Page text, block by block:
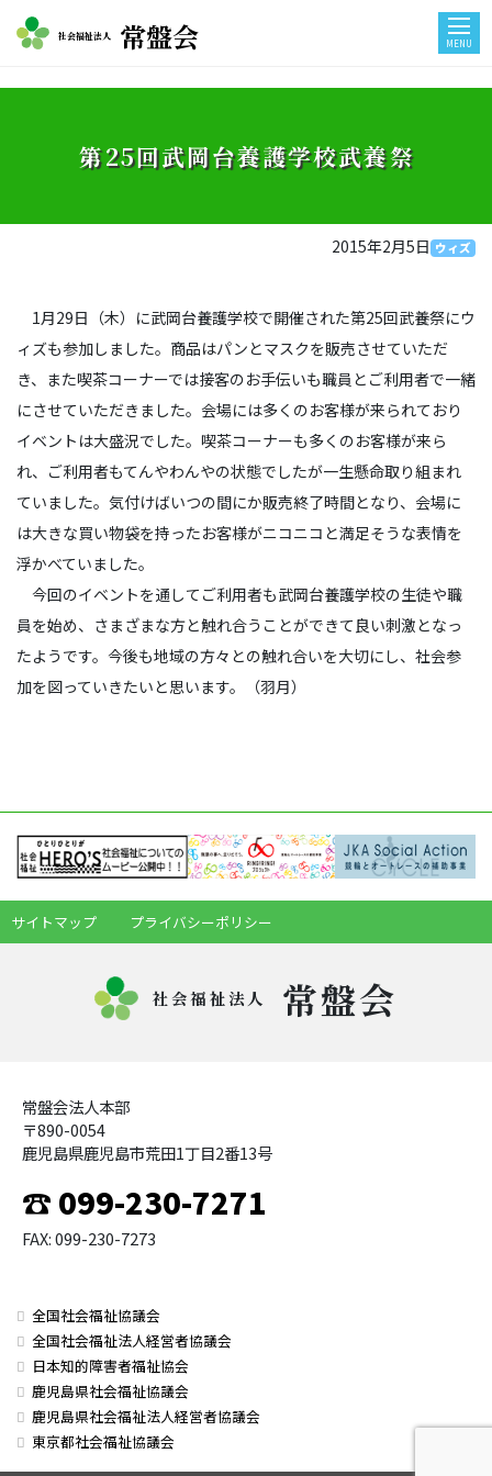
社会福祉法人 常盤会 MENU
第25回武岡台養護学校武養祭
2015年2月5日 ウィズ
1月29日（木）に武岡台養護学校で開催された第25回武養祭にウ
ィズも参加しました。商品はパンとマスクを販売させていただ
き、また喫茶コーナーでは接客のお手伝いも職員とご利用者で一緒
にさせていただきました。会場には多くのお客様が来られており
イベントは大盛況でした。喫茶コーナーも多くのお客様が来ら
れ、ご利用者もてんやわんやの状態でしたが一生懸命取り組まれ
ていました。気付けばいつの間にか販売終了時間となり、会場に
は大きな買い物袋を持ったお客様がニコニコと満足そうな表情を
浮かべていました。
今回のイベントを通してご利用者も武岡台養護学校の生徒や職
員を始め、さまざまな方と触れ合うことができて良い刺激となっ
たようです。今後も地域の方々との触れ合いを大切にし、社会参
加を図っていきたいと思います。（羽月）
サイトマップ プライバシーポリシー
社会福祉法人 常盤会
常盤会法人本部
〒890-0054
鹿児島県鹿児島市荒田1丁目2番13号
☎ 099-230-7271
FAX: 099-230-7273
全国社会福祉協議会
全国社会福祉法人経営者協議会
日本知的障害者福祉協会
鹿児島県社会福祉協議会
鹿児島県社会福祉法人経営者協議会
東京都社会福祉協議会